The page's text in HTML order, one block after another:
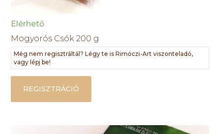
Elérhető
Mogyorós Csók 200 g
Még nem regisztráltál? Légy te is Rimóczi-Art viszonteladó,
vagy lépj be!
REGISZTRÁCIÓ